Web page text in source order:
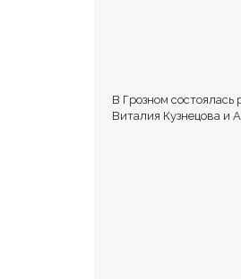
В Грозном состоялась
Виталия Кузнецова и